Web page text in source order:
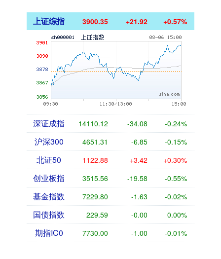
上证综指 3900.35 +21.92 +0.57%
深证成指 14110.12 -34.08 -0.24%
沪深300 4651.31 -6.85 -0.15%
北证50 1122.88 +3.42 +0.30%
创业板指 3515.56 -19.58 -0.55%
基金指数 7229.80 -1.63 -0.02%
国债指数 229.59 -0.00 0.00%
期指IC0 7730.00 -1.00 -0.01%